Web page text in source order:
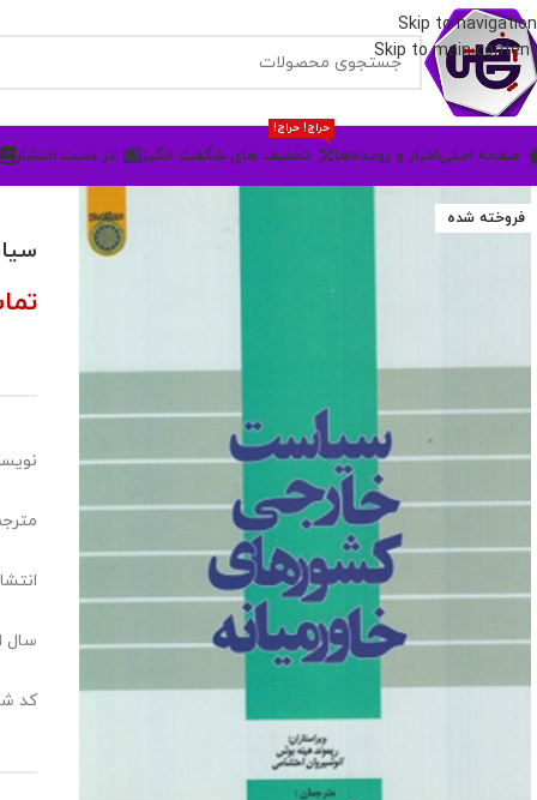
Skip to navigation
Skip to main content
صفحه اصلیاخبار و رویدادها تخفیف های شگفت انگیز
حراج! حراج!
در دست انتشار
فروخته شده
سال
کد